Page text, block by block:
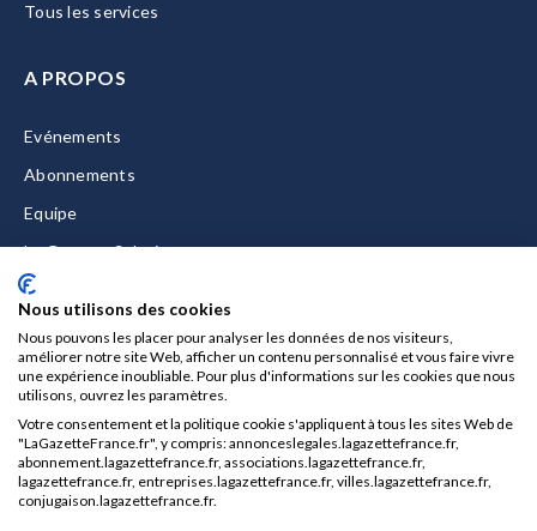
Tous les services
A PROPOS
Evénements
Abonnements
Equipe
La Gazette Solutions
Nous contacter
Mentions légales
CGU/CGV
Données personnelles
Nous utilisons des cookies
Nous pouvons les placer pour analyser les données de nos visiteurs,
améliorer notre site Web, afficher un contenu personnalisé et vous faire vivre
une expérience inoubliable. Pour plus d'informations sur les cookies que nous
utilisons, ouvrez les paramètres.
Votre consentement et la politique cookie s'appliquent à tous les sites Web de
"LaGazetteFrance.fr", y compris: annonceslegales.lagazettefrance.fr,
abonnement.lagazettefrance.fr, associations.lagazettefrance.fr,
lagazettefrance.fr, entreprises.lagazettefrance.fr, villes.lagazettefrance.fr,
conjugaison.lagazettefrance.fr.